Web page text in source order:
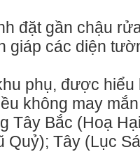
đặt gần chậu
giáp các diện
phụ, được
không may
Tây Bắc (Hoạ
Quỷ); Tây (Lục